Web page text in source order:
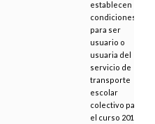
establecen las
condiciones
para ser
usuario o
usuaria del
servicio de
transporte
escolar
colectivo para
el curso 2018-